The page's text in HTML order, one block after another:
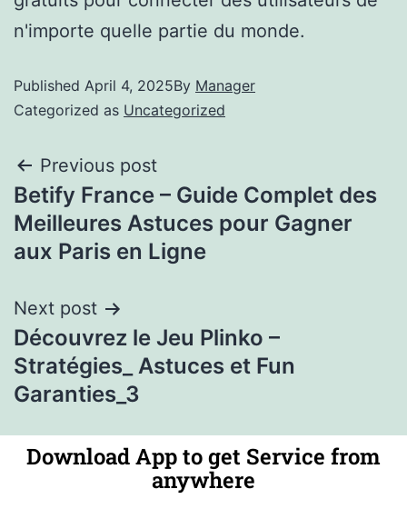
n'importe quelle partie du monde.
Published April 4, 2025By Manager
Categorized as Uncategorized
Previous post
Betify France – Guide Complet des
Meilleures Astuces pour Gagner
aux Paris en Ligne
Next post
Découvrez le Jeu Plinko –
Stratégies_ Astuces et Fun
Garanties_3
Download App to get Service from
anywhere